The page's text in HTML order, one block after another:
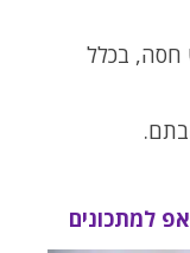
חסה, בכלל
למתכונים